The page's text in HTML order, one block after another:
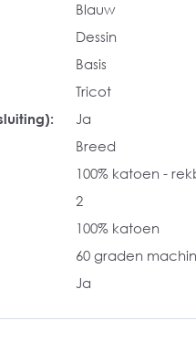
Blauw
Dessin
Basis
Tricot
Ja
Breed
100% katoen -
2
100% katoen
60 graden
Ja